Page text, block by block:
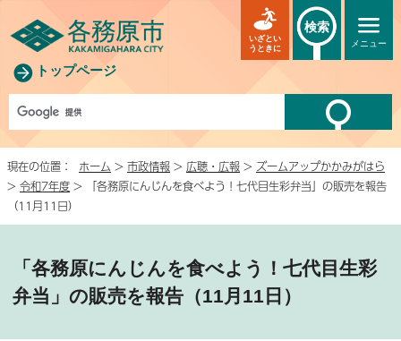
トップページ
メニュー
いざとい
うときに
検索
現在の位置： ホーム > 市政情報 > 広聴・広報 > ズームアップかかみがはら
> 令和7年度 > 「各務原にんじんを食べよう！七代目生彩弁当」の販売を報告
（11月11日）
「各務原にんじんを食べよう！七代目生彩
弁当」の販売を報告（11月11日）